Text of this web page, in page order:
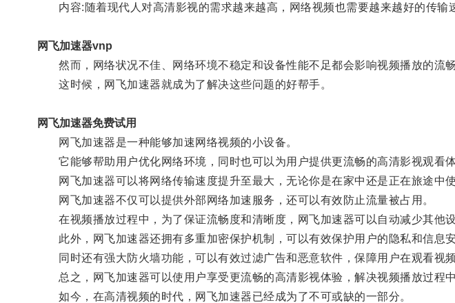
内容:随着现代人对高清影视的需求越来越高，网络视频也需要越来越好的传输
网飞加速器vnp
然而，网络状况不佳、网络环境不稳定和设备性能不足都会影响视频播放的流畅
这时候，网飞加速器就成为了解决这些问题的好帮手。
网飞加速器免费试用
网飞加速器是一种能够加速网络视频的小设备。
它能够帮助用户优化网络环境，同时也可以为用户提供更流畅的高清影视观看体
网飞加速器可以将网络传输速度提升至最大，无论你是在家中还是正在旅途中使
网飞加速器不仅可以提供外部网络加速服务，还可以有效防止流量被占用。
在视频播放过程中，为了保证流畅度和清晰度，网飞加速器可以自动减少其他
此外，网飞加速器还拥有多重加密保护机制，可以有效保护用户的隐私和信息安
同时还有强大防火墙功能，可以有效过滤广告和恶意软件，保障用户在观看视频
总之，网飞加速器可以使用户享受更流畅的高清影视体验，解决视频播放过程中
如今，在高清视频的时代，网飞加速器已经成为了不可或缺的一部分。